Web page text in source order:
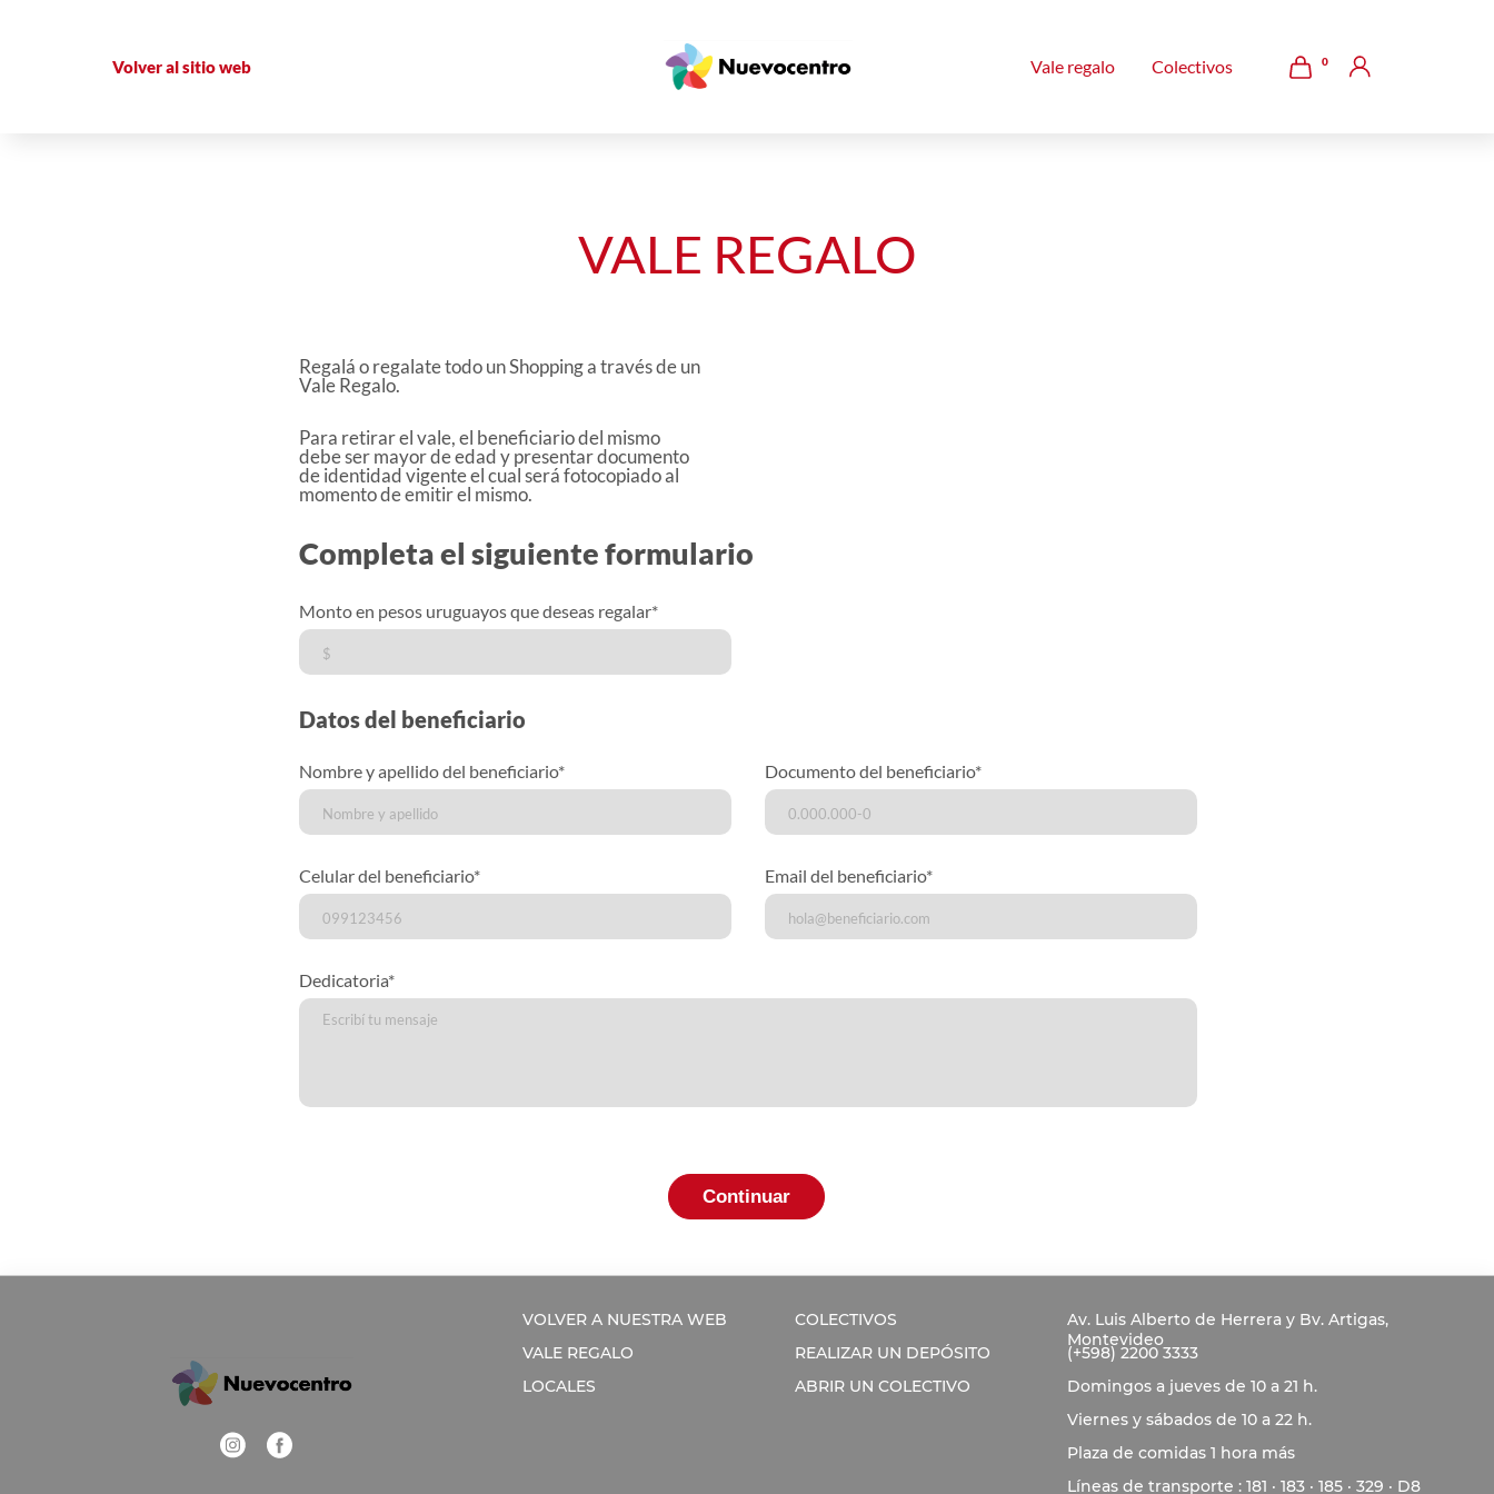
Volver al sitio web Vale regalo Colectivos 0
VALE REGALO
Regalá o regalate todo un Shopping a través de un
Vale Regalo.
Para retirar el vale, el beneficiario del mismo
debe ser mayor de edad y presentar documento
de identidad vigente el cual será fotocopiado al
momento de emitir el mismo.
Completa el siguiente formulario
Monto en pesos uruguayos que deseas regalar*
Datos del beneficiario
Nombre y apellido del beneficiario* Documento del beneficiario*
Celular del beneficiario* Email del beneficiario*
Dedicatoria*
Continuar
VOLVER A NUESTRA WEB
VALE REGALO
LOCALES
COLECTIVOS
REALIZAR UN DEPÓSITO
ABRIR UN COLECTIVO
Av. Luis Alberto de Herrera y Bv. Artigas,
Montevideo
(+598) 2200 3333
Domingos a jueves de 10 a 21 h.
Viernes y sábados de 10 a 22 h.
Plaza de comidas 1 hora más
Líneas de transporte : 181 · 183 · 185 · 329 · D8